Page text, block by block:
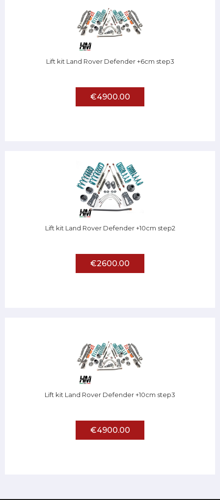
Lift kit Land Rover Defender +6cm step3
€4900.00
Lift kit Land Rover Defender +10cm step2
€2600.00
Lift kit Land Rover Defender +10cm step3
€4900.00